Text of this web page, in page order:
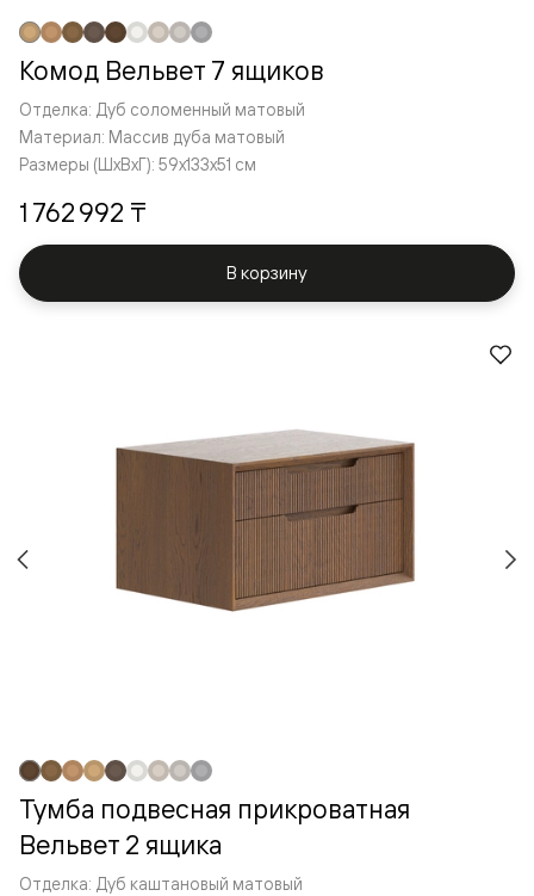
Комод Вельвет 7 ящиков
Отделка: Дуб соломенный матовый
Материал: Массив дуба матовый
Размеры (ШxВxГ): 59x133x51 см
1 762 992 ₸
В корзину
Тумба подвесная прикроватная
Вельвет 2 ящика
Отделка: Дуб каштановый матовый